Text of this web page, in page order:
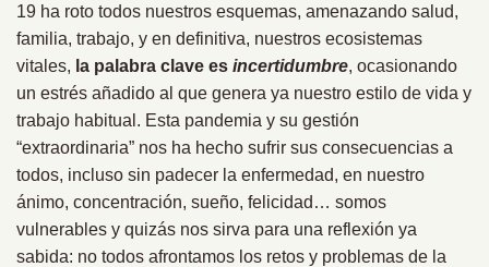
19 ha roto todos nuestros esquemas, amenazando salud,
familia, trabajo, y en definitiva, nuestros ecosistemas
vitales, la palabra clave es incertidumbre, ocasionando
un estrés añadido al que genera ya nuestro estilo de vida y
trabajo habitual. Esta pandemia y su gestión
“extraordinaria” nos ha hecho sufrir sus consecuencias a
todos, incluso sin padecer la enfermedad, en nuestro
ánimo, concentración, sueño, felicidad… somos
vulnerables y quizás nos sirva para una reflexión ya
sabida: no todos afrontamos los retos y problemas de la